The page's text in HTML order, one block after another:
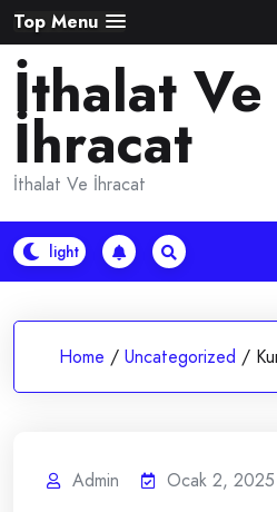
Skip
to
content
Top Menu
İthalat Ve
İhracat
İthalat Ve İhracat
Home / Uncategorized /
Admin Ocak 2, 2025